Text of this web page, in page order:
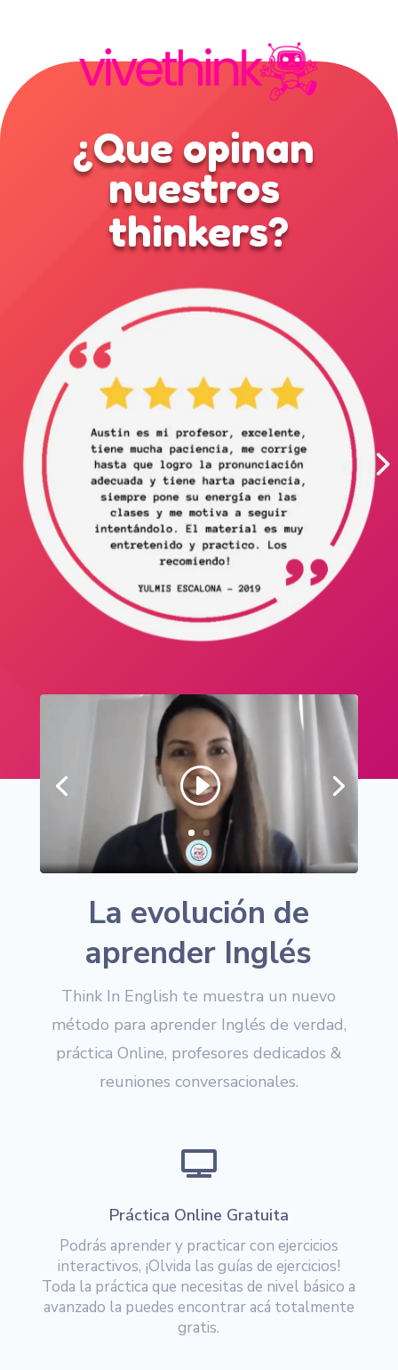
¿Que opinan
nuestros
thinkers?
La evolución de
aprender Inglés
Think In English te muestra un nuevo
método para aprender Inglés de verdad,
práctica Online, profesores dedicados &
reuniones conversacionales.

Práctica Online Gratuita
Podrás aprender y practicar con ejercicios
interactivos, ¡Olvida las guías de ejercicios!
Toda la práctica que necesitas de nivel básico a
avanzado la puedes encontrar acá totalmente
gratis.